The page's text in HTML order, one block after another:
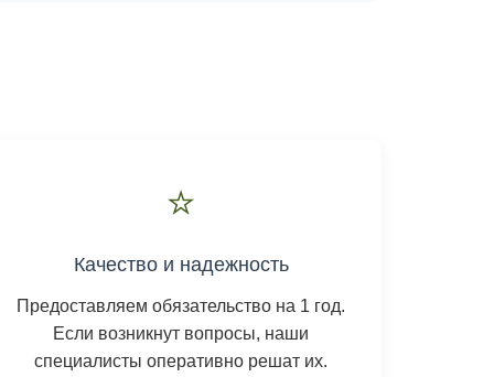
⭐
Качество и надежность
Предоставляем обязательство на 1 год.
Если возникнут вопросы, наши
специалисты оперативно решат их.